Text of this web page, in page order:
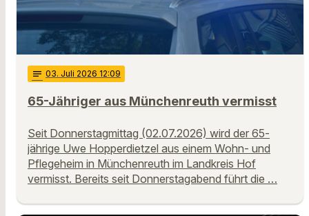
notes 03. Juli 2026 12:09
65-Jähriger aus Münchenreuth vermisst
Seit Donnerstagmittag (02.07.2026) wird der 65-
jährige Uwe Hopperdietzel aus einem Wohn- und
Pflegeheim in Münchenreuth im Landkreis Hof
vermisst. Bereits seit Donnerstagabend führt die …